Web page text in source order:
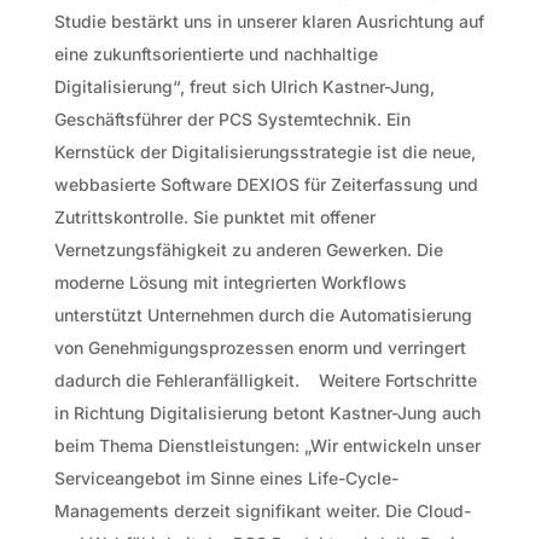
Studie bestärkt uns in unserer klaren Ausrichtung auf
eine zukunftsorientierte und nachhaltige
Digitalisierung“, freut sich Ulrich Kastner-Jung,
Geschäftsführer der PCS Systemtechnik. Ein
Kernstück der Digitalisierungsstrategie ist die neue,
webbasierte Software DEXIOS für Zeiterfassung und
Zutrittskontrolle. Sie punktet mit offener
Vernetzungsfähigkeit zu anderen Gewerken. Die
moderne Lösung mit integrierten Workflows
unterstützt Unternehmen durch die Automatisierung
von Genehmigungsprozessen enorm und verringert
dadurch die Fehleranfälligkeit. Weitere Fortschritte
in Richtung Digitalisierung betont Kastner-Jung auch
beim Thema Dienstleistungen: „Wir entwickeln unser
Serviceangebot im Sinne eines Life-Cycle-
Managements derzeit signifikant weiter. Die Cloud-